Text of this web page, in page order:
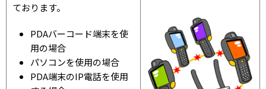
ております。
PDAバーコード端末を使
用の場合
パソコンを使用の場合
PDA端末のIP電話を使用